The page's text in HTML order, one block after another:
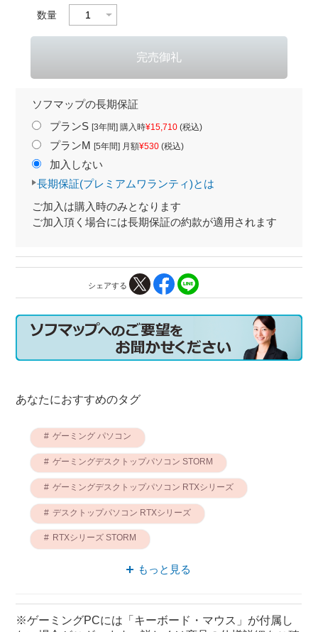
数量
ソフマップの長期保証
プランS [3年間] 購入時¥15,710(税込)
プランM [5年間] 月額¥530(税込)
加入しない
長期保証(プレミアムワランティ)とは
ご加入は購入時のみとなります
ご加入頂く場合には長期保証の約款が適用されます
シェアする
あなたにおすすめのタグ
ゲーミング パソコン
ゲーミングデスクトップパソコン STORM
ゲーミングデスクトップパソコン RTXシリーズ
デスクトップパソコン RTXシリーズ
RTXシリーズ STORM
ゲーミング RTXシリーズ
もっと見る
※ゲーミングPCには「キーボード・マウス」が付属し